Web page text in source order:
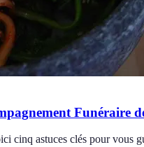
Funéraire
cinq astuces clés pour vous